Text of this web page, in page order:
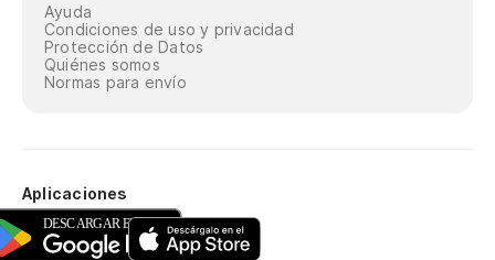
Ayuda
Condiciones de uso y privacidad
Protección de Datos
Quiénes somos
Normas para envío
Aplicaciones